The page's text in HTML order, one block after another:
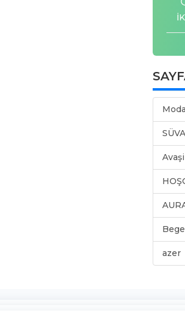
azer